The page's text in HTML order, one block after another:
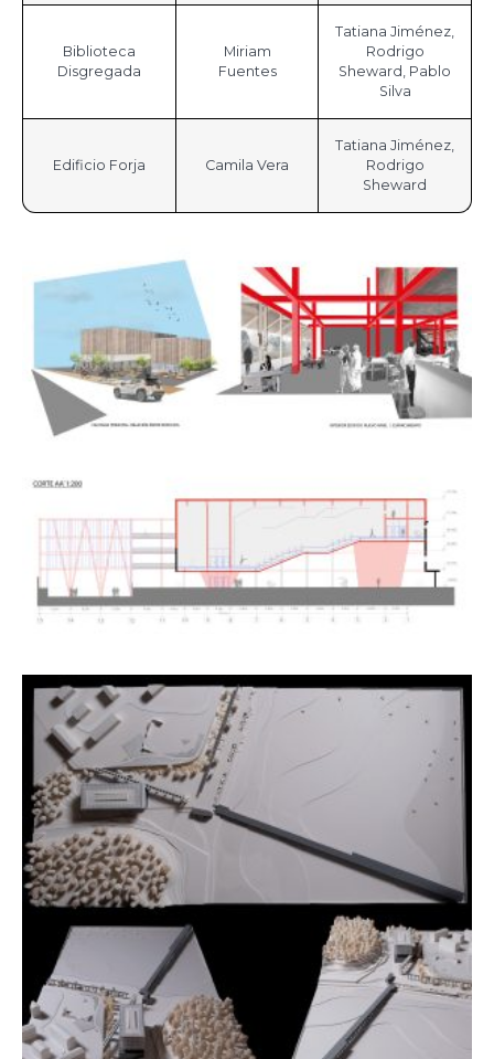
Biblioteca
Disgregada
Miriam
Fuentes
Tatiana Jiménez,
Rodrigo
Sheward, Pablo
Silva
Edificio Forja Camila Vera
Tatiana Jiménez,
Rodrigo
Sheward